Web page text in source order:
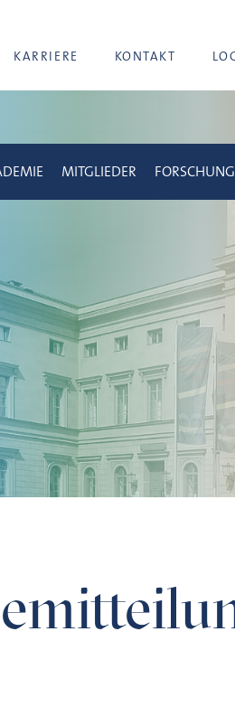
KARRIERE KONTAKT
MITGLIEDER FORSCHUNG